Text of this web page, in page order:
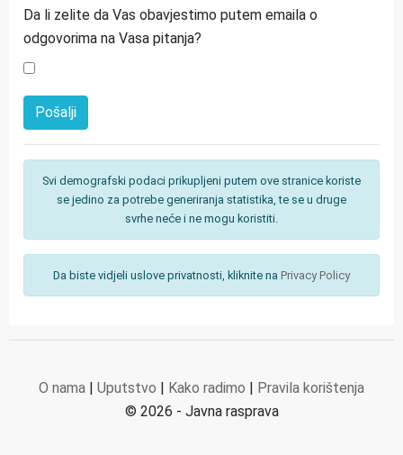
Da li zelite da Vas obavjestimo putem emaila o
odgovorima na Vasa pitanja?
Svi demografski podaci prikupljeni putem ove stranice koriste
se jedino za potrebe generiranja statistika, te se u druge
svrhe neće i ne mogu koristiti.
Da biste vidjeli uslove privatnosti, kliknite na Privacy Policy
O nama | Uputstvo | Kako radimo | Pravila korištenja
© 2026 - Javna rasprava